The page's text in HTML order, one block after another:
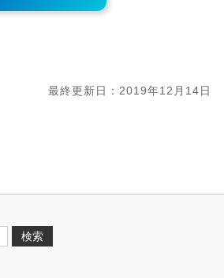
最終更新日：2019年12月14日